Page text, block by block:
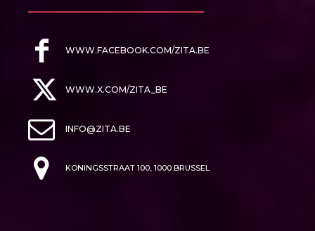
WWW.FACEBOOK.COM/ZITA.BE
WWW.X.COM/ZITA_BE
INFO@ZITA.BE
KONINGSSTRAAT 100, 1000 BRUSSEL